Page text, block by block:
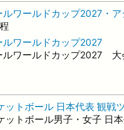
ルワールドカップ2027・
ルワールドカップ2027
ルワールドカップ2027 大
ットボール 日本代表 観戦
ットボール男子・女子 日